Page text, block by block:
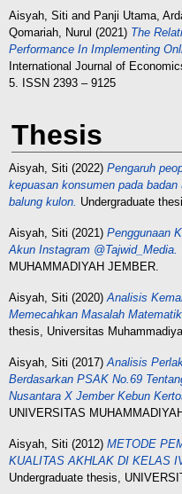
Aisyah, Siti and Panji Utama,
Qomariah, Nurul (2021) The
Performance In Implementing
International Journal of
5. ISSN 2393 – 9125
Thesis
Aisyah, Siti (2022) Pengaruh
kepuasan konsumen pada
balung kulon. Undergraduate
Aisyah, Siti (2021) Penggunaan
Akun Instagram @Tajwid_Media.
MUHAMMADIYAH JEMBER.
Aisyah, Siti (2020)Analisis
Memecahkan Masalah
thesis, Universitas
Aisyah, Siti (2017)Analisis
Berdasarkan PSAK No.69
Nusantara X Jember Kebun
UNIVERSITAS
Aisyah, Siti (2012) METODE
KUALITAS AKHLAK DI KELAS
Undergraduate thesis,